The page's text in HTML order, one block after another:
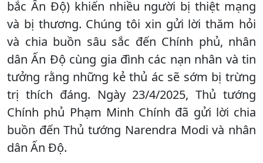
bắc Ấn Độ) khiến nhiều người bị thiệt mạng
và bị thương. Chúng tôi xin gửi lời thăm hỏi
và chia buồn sâu sắc đến Chính phủ, nhân
dân Ấn Độ cùng gia đình các nạn nhân và tin
tưởng rằng những kẻ thủ ác sẽ sớm bị trừng
trị thích đáng. Ngày 23/4/2025, Thủ tướng
Chính phủ Phạm Minh Chính đã gửi lời chia
buồn đến Thủ tướng Narendra Modi và nhân
dân Ấn Độ.